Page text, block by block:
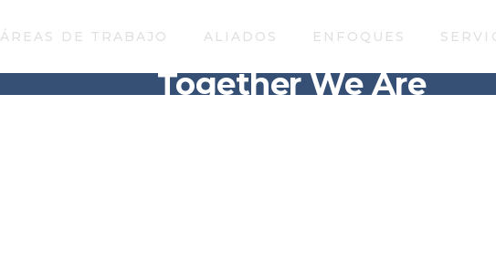
ÁREAS DE TRABAJO ALIADOS ENFOQUES
Together We Are